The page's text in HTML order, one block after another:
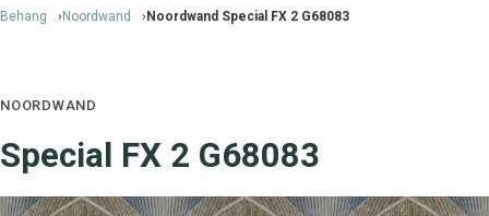
Behang Noordwand Noordwand Special FX 2 G68083
NOORDWAND
Special FX 2 G68083